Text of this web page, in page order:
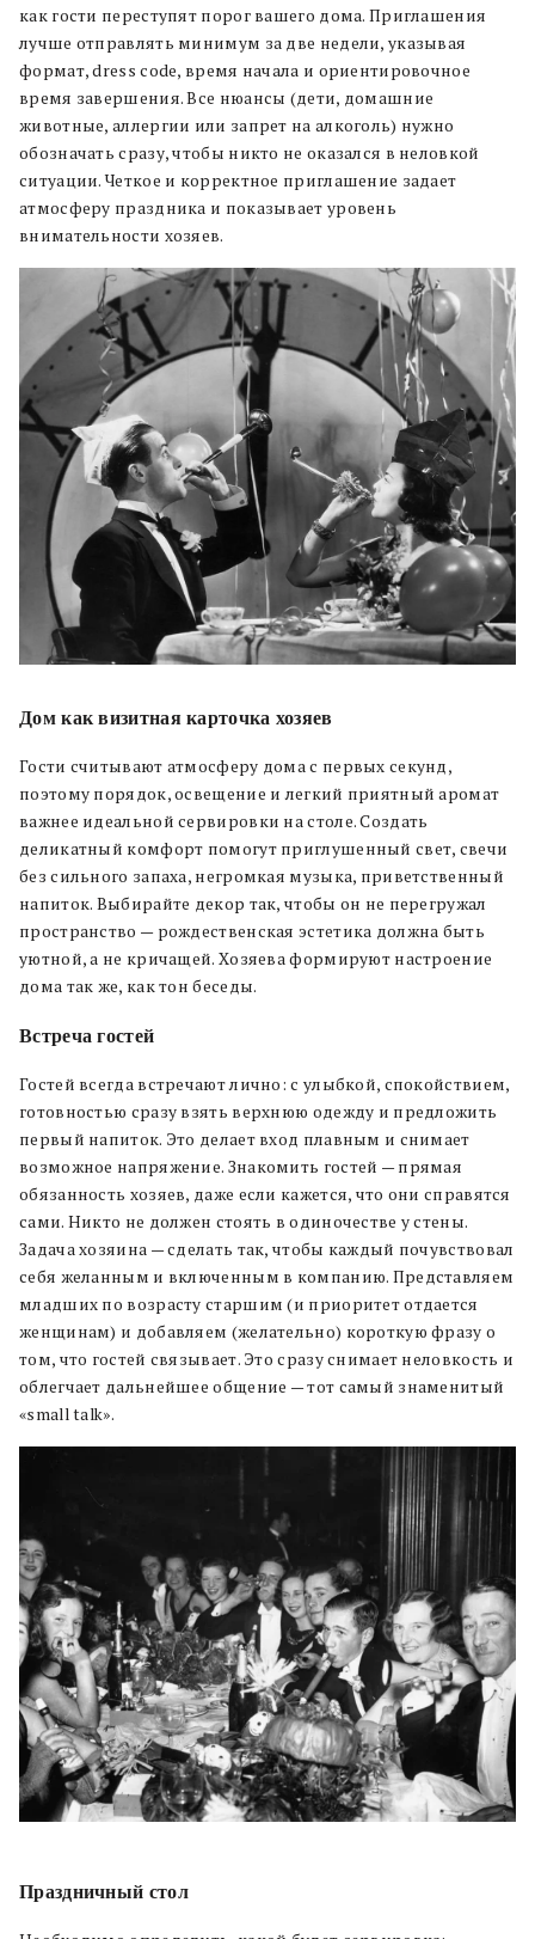
как гости переступят порог вашего дома. Приглашения
лучше отправлять минимум за две недели, указывая
формат, dress code, время начала и ориентировочное
время завершения. Все нюансы (дети, домашние
животные, аллергии или запрет на алкоголь) нужно
обозначать сразу, чтобы никто не оказался в неловкой
ситуации. Четкое и корректное приглашение задает
атмосферу праздника и показывает уровень
внимательности хозяев.
Дом как визитная карточка хозяев
Гости считывают атмосферу дома с первых секунд,
поэтому порядок, освещение и легкий приятный аромат
важнее идеальной сервировки на столе. Создать
деликатный комфорт помогут приглушенный свет, свечи
без сильного запаха, негромкая музыка, приветственный
напиток. Выбирайте декор так, чтобы он не перегружал
пространство — рождественская эстетика должна быть
уютной, а не кричащей. Хозяева формируют настроение
дома так же, как тон беседы.
Встреча гостей
Гостей всегда встречают лично: с улыбкой, спокойствием,
готовностью сразу взять верхнюю одежду и предложить
первый напиток. Это делает вход плавным и снимает
возможное напряжение. Знакомить гостей — прямая
обязанность хозяев, даже если кажется, что они справятся
сами. Никто не должен стоять в одиночестве у стены.
Задача хозяина — сделать так, чтобы каждый почувствовал
себя желанным и включенным в компанию. Представляем
младших по возрасту старшим (и приоритет отдается
женщинам) и добавляем (желательно) короткую фразу о
том, что гостей связывает. Это сразу снимает неловкость и
облегчает дальнейшее общение — тот самый знаменитый
«small talk».
Праздничный стол